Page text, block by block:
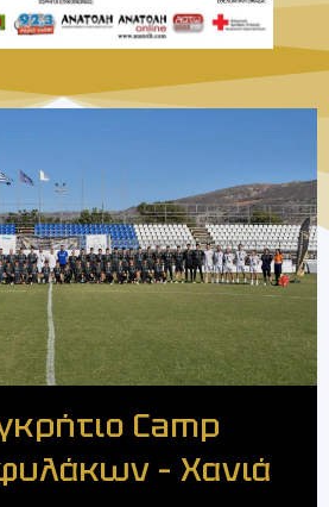
Camp
– Χανιά